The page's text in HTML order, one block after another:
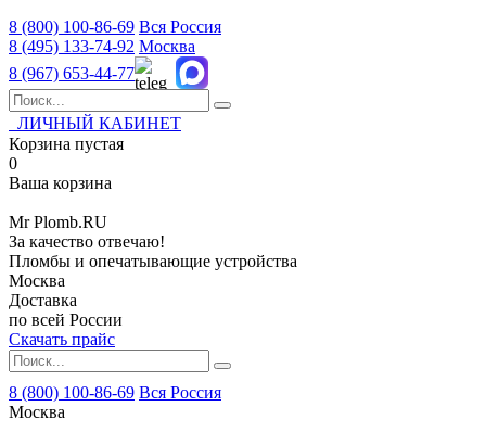
8 (800) 100-86-69 Вся Россия
8 (495) 133-74-92 Москва
8 (967) 653-44-77
ЛИЧНЫЙ КАБИНЕТ
Корзина пустая
0
Ваша корзина
MrPlomb.RU
За качество отвечаю!
Пломбы и опечатывающие устройства
Москва
Доставка
по всей России
Скачать прайс
8 (800) 100-86-69 Вся Россия
Москва